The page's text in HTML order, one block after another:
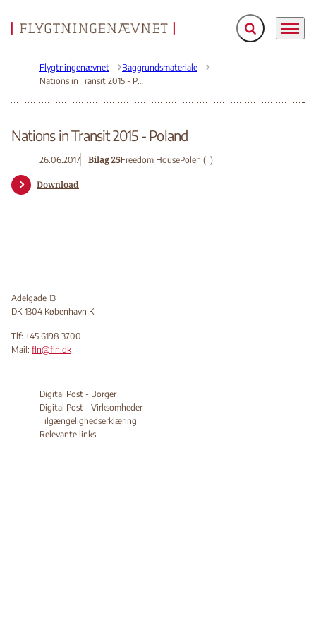
Gå til forsiden Fold søgefelt ud
Menu
Flygtningenævnet
Baggrundsmateriale
Nations in Transit 2015 - Poland
Nations in Transit 2015 - Poland
26.06.2017 Bilag 25Freedom HousePolen (II)
Download
Adelgade 13
DK-1304 København K
Tlf: +45 6198 3700
Mail: fln@fln.dk
Digital Post - Borger
Digital Post - Virksomheder
Tilgængelighedserklæring
Relevante links